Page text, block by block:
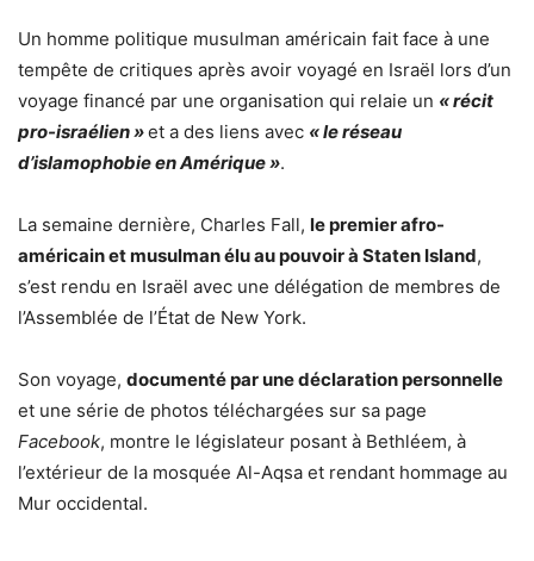
Un homme politique musulman américain fait face à une
tempête de critiques après avoir voyagé en Israël lors d’un
voyage financé par une organisation qui relaie un « récit
pro-israélien »et a des liens avec « le réseau
d’islamophobie en Amérique ».
La semaine dernière, Charles Fall, le premier afro-
américain et musulman élu au pouvoir à Staten Island,
s’est rendu en Israël avec une délégation de membres de
l’Assemblée de l’État de New York.
Son voyage, documenté par une déclaration personnelle
et une série de photos téléchargées sur sa page
Facebook, montre le législateur posant à Bethléem, à
l’extérieur de la mosquée Al-Aqsa et rendant hommage au
Mur occidental.